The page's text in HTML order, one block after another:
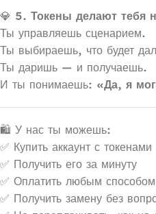
💎 5. Токены делают тебя
Ты управляешь сценарием.
Ты выбираешь, что будет
Ты даришь — и получаешь.
И ты понимаешь: «Да, я
🛍 У нас ты можешь:
✅ Купить аккаунт с токенами
✅ Получить его за минуту
✅ Оплатить любым способом
✅ Получить замену без